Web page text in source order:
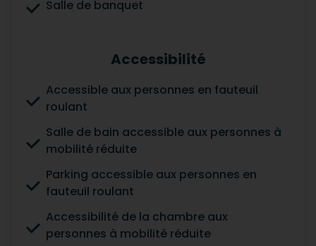
Salle de banquet
Accessibilité
Accessible aux personnes en fauteuil
roulant
Salle de bain accessible aux personnes à
mobilité réduite
Parking accessible aux personnes en
fauteuil roulant
Accessibilité de la chambre aux
personnes à mobilité réduite